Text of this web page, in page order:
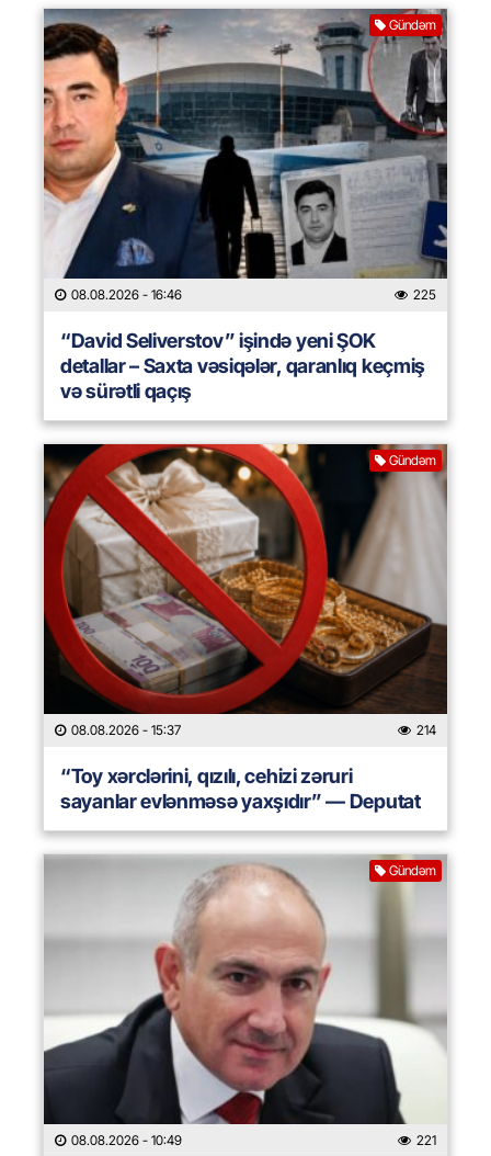
Gündəm
08.08.2026 - 16:46 225
“David Seliverstov” işində yeni ŞOK
detallar – Saxta vəsiqələr, qaranlıq keçmiş
və sürətli qaçış
Gündəm
08.08.2026 - 15:37 214
“Toy xərclərini, qızılı, cehizi zəruri
sayanlar evlənməsə yaxşıdır” — Deputat
Gündəm
08.08.2026 - 10:49 221